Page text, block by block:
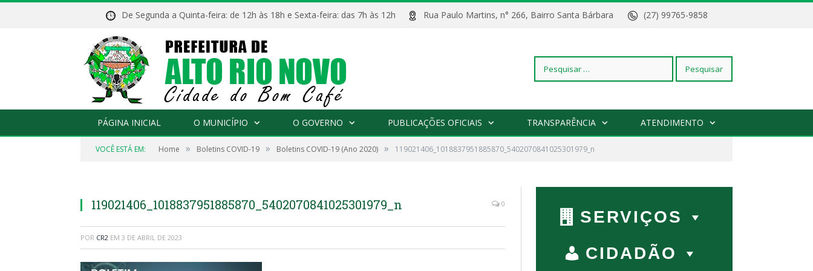
De Segunda a Quinta-feira: de 12h às 18h e Sexta-feira: das 7h às 12h Rua Paulo Martins, n° 266, Bairro Santa Bárbara (27) 99765-9858
Pesquisar
por:
PÁGINA INICIAL O MUNICÍPIO O GOVERNO PUBLICAÇÕES OFICIAIS TRANSPARÊNCIA ATENDIMENTO
VOCÊ ESTÁ EM: Home » Boletins COVID-19 » Boletins COVID-19 (Ano 2020) » 119021406_1018837951885870_5402070841025301979_n
119021406_1018837951885870_5402070841025301979_n 0
POR CR2 EM 3 DE ABRIL DE 2023
SERVIÇOS
CIDADÃO